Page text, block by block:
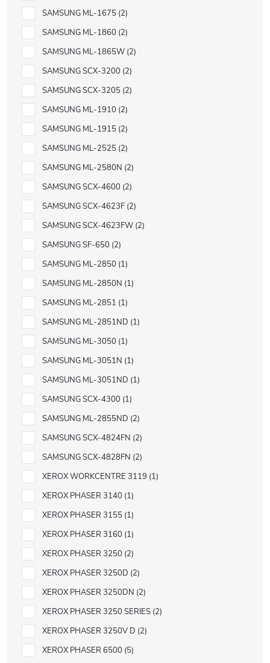
SAMSUNG ML-1675 2
SAMSUNG ML-1860 2
SAMSUNG ML-1865W 2
SAMSUNG SCX-3200 2
SAMSUNG SCX-3205 2
SAMSUNG ML-1910 2
SAMSUNG ML-1915 2
SAMSUNG ML-2525 2
SAMSUNG ML-2580N 2
SAMSUNG SCX-4600 2
SAMSUNG SCX-4623F 2
SAMSUNG SCX-4623FW 2
SAMSUNG SF-650 2
SAMSUNG ML-2850 1
SAMSUNG ML-2850N 1
SAMSUNG ML-2851 1
SAMSUNG ML-2851ND 1
SAMSUNG ML-3050 1
SAMSUNG ML-3051N 1
SAMSUNG ML-3051ND 1
SAMSUNG SCX-4300 1
SAMSUNG ML-2855ND 2
SAMSUNG SCX-4824FN 2
SAMSUNG SCX-4828FN 2
XEROX WORKCENTRE 3119 1
XEROX PHASER 3140 1
XEROX PHASER 3155 1
XEROX PHASER 3160 1
XEROX PHASER 3250 2
XEROX PHASER 3250D 2
XEROX PHASER 3250DN 2
XEROX PHASER 3250 SERIES 2
XEROX PHASER 3250V D 2
XEROX PHASER 6500 5